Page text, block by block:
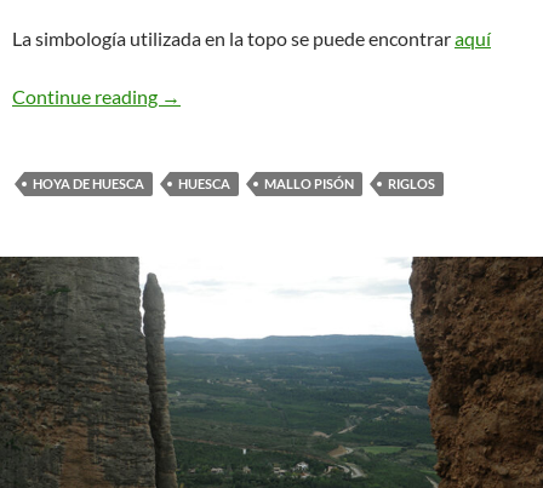
La simbología utilizada en la topo se puede encontraraquí
Continue reading Alberto Rabadá o Murciana. Riglos
→
HOYA DE HUESCA HUESCA MALLO PISÓN RIGLOS